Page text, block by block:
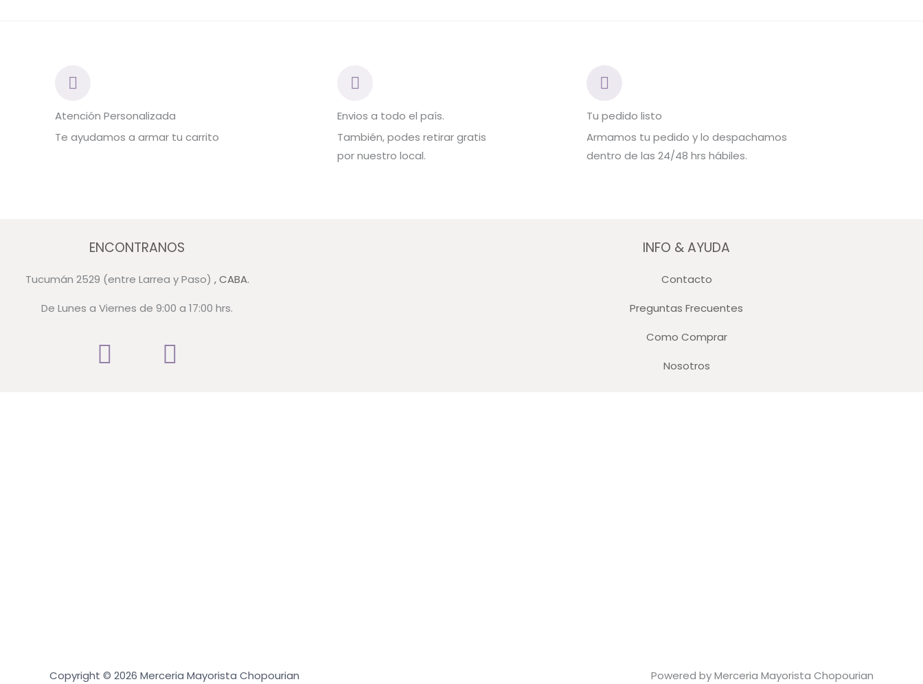
Atención Personalizada
Te ayudamos a armar tu carrito
Envios a todo el país.
También, podes retirar gratis
por nuestro local.
Tu pedido listo
Armamos tu pedido y lo despachamos
dentro de las 24/48 hrs hábiles.
ENCONTRANOS
Tucumán 2529 (entre Larrea y Paso) , CABA.
De Lunes a Viernes de 9:00 a 17:00 hrs.
INFO & AYUDA
Contacto
Preguntas Frecuentes
Como Comprar
Nosotros
Copyright © 2026 Merceria Mayorista Chopourian Powered by Merceria Mayorista Chopourian